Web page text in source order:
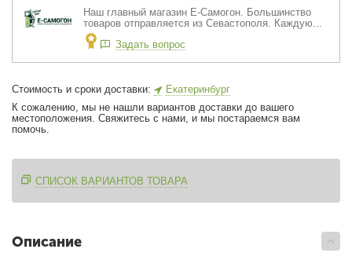
Наш главный магазин Е-Самогон. Большинство
товаров отправляется из Севастополя. Каждую...
Задать вопрос
Стоимость и сроки доставки:
Екатеринбург
К сожалению, мы не нашли вариантов доставки до вашего
местоположения. Свяжитесь с нами, и мы постараемся вам
помочь.
СПИСОК ВАРИАНТОВ ТОВАРА
Описание